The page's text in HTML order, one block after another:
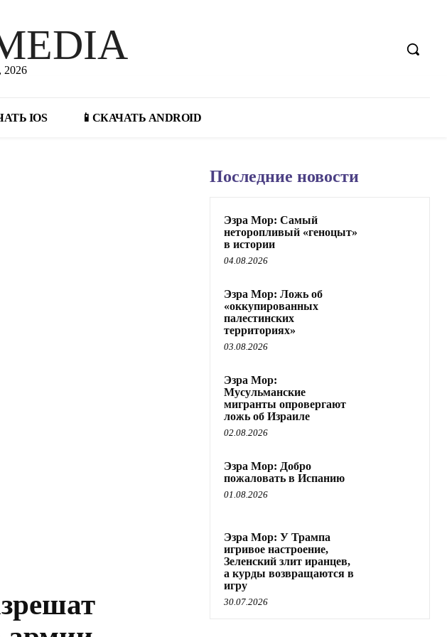
2026
IOS 📱СКАЧАТЬ ANDROID
Последние новости
Эзра Мор: Самый
неторопливый
«геноцыт» в истории
04.08.2026
Эзра Мор: Ложь об
«оккупированных
палестинских
территориях»
03.08.2026
Эзра Мор:
Мусульманские
мигранты
опровергают ложь об
Израиле
Эзра Мор: Добро
пожаловать в Испанию
Эзра Мор: У Трампа
игривое настроение,
Зеленский злит
иранцев, а курды
возвращаются в игру